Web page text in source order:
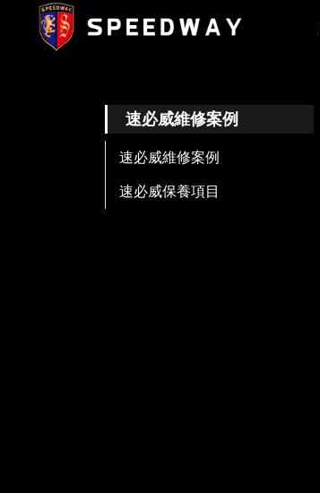
速必威維修案例
速必威維修案例
速必威保養項目